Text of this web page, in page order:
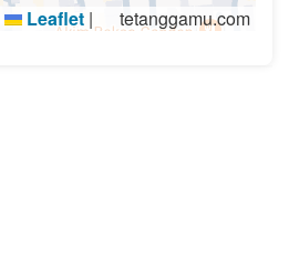
Leaflet | tetanggamu.com